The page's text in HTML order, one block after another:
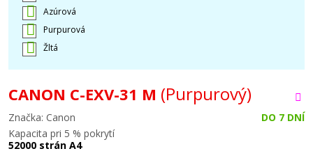
Azúrová
Purpurová
Žltá
CANON C-EXV-31 M (Purpurový)
Značka: Canon
DO 7 DNÍ
Kapacita pri 5 % pokrytí
52000 strán A4